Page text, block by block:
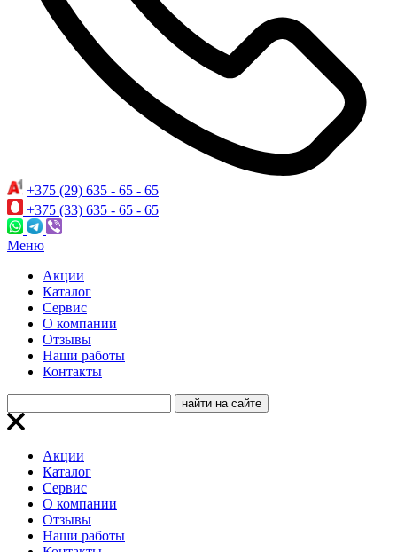
+375 (29) 635 - 65 - 65
+375 (33) 635 - 65 - 65
Меню
Акции
Каталог
Сервис
О компании
Отзывы
Наши работы
Контакты
Акции
Каталог
Сервис
О компании
Отзывы
Наши работы